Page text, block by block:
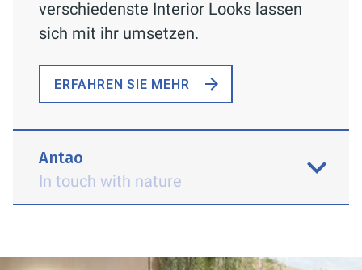
verschiedenste Interior Looks lassen
sich mit ihr umsetzen.
ERFAHREN SIE MEHR
Antao
In touch with nature